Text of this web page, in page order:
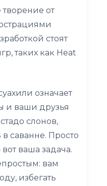
от
стоят
таких как Heat
означает
и ваши друзья
слонов,
саванне. Просто
ваша задача.
вам
избегать